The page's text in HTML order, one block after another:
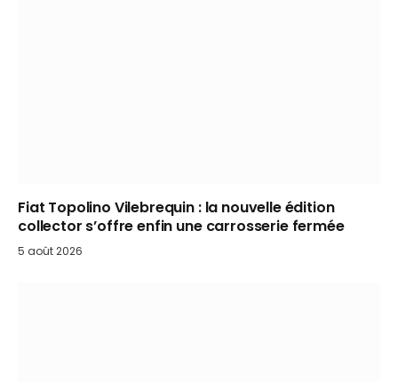
Fiat Topolino Vilebrequin : la nouvelle édition
collector s’offre enfin une carrosserie fermée
5 août 2026